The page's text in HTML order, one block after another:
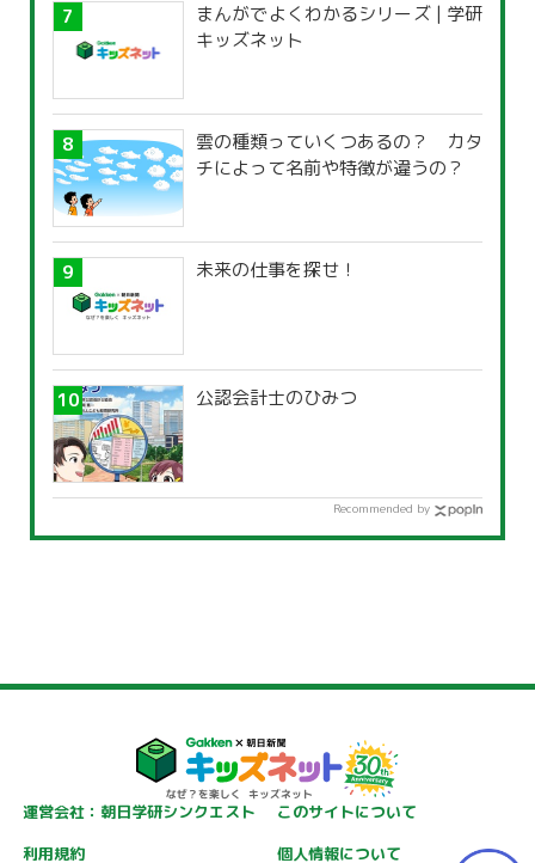
まんがでよくわかるシリーズ | 学研
キッズネット
雲の種類っていくつあるの？ カタ
チによって名前や特徴が違うの？
未来の仕事を探せ！
公認会計士のひみつ
Recommended by
運営会社：朝日学研シンクエスト
このサイトについて
利用規約
個人情報について